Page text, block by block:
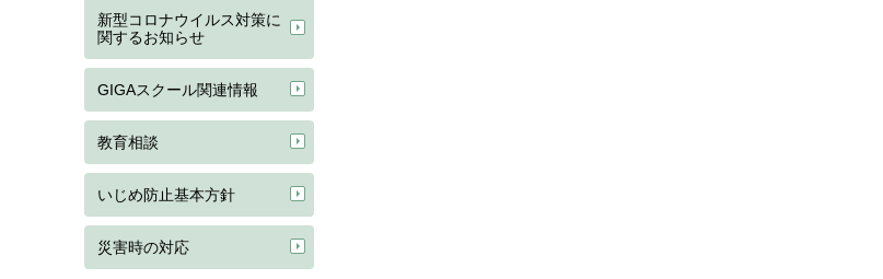
新型コロナウイルス対策に
関するお知らせ
GIGAスクール関連情報
教育相談
いじめ防止基本方針
災害時の対応